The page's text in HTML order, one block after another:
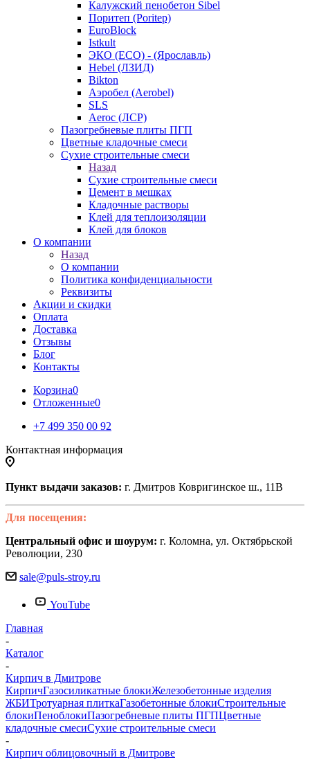
Калужский пенобетон Sibel
Поритеп (Poritep)
EuroBlock
Istkult
ЭКО (ECO) - (Ярославль)
Hebel (ЛЗИД)
Bikton
Аэробел (Aerobel)
SLS
Aeroc (ЛСР)
Пазогребневые плиты ПГП
Цветные кладочные смеси
Сухие строительные смеси
Назад
Сухие строительные смеси
Цемент в мешках
Кладочные растворы
Клей для теплоизоляции
Клей для блоков
О компании
Назад
О компании
Политика конфиденциальности
Реквизиты
Акции и скидки
Оплата
Доставка
Отзывы
Блог
Контакты
Корзина0
Отложенные0
+7 499 350 00 92
Контактная информация
Пункт выдачи заказов: г. Дмитров Ковригинское ш., 11В
Для посещения:
Центральный офис и шоурум: г. Коломна, ул. Октябрьской
Революции, 230
sale@puls-stroy.ru
YouTube
Главная
-
Каталог
-
Кирпич в Дмитрове
КирпичГазосиликатные блокиЖелезобетонные изделия
ЖБИТротуарная плиткаГазобетонные блокиСтроительные
блокиПеноблокиПазогребневые плиты ПГПЦветные
кладочные смесиСухие строительные смеси
-
Кирпич облицовочный в Дмитрове